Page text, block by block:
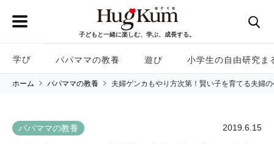
子どもと一緒に楽しむ、学ぶ、成長する。
学び パパママの教養 遊び 小学生の自由研究ま
ホーム パパママの教養 夫婦ゲンカもやり方次第！賢い子を育てる夫婦
パパママの教養 2019.6.15